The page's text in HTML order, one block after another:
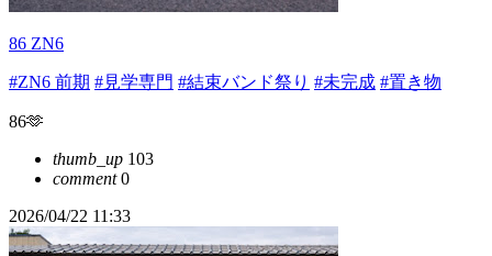
86 ZN6
#ZN6 前期 #見学専門 #結束バンド祭り #未完成 #置き物
86🫶
thumb_up 103
comment0
2026/04/22 11:33